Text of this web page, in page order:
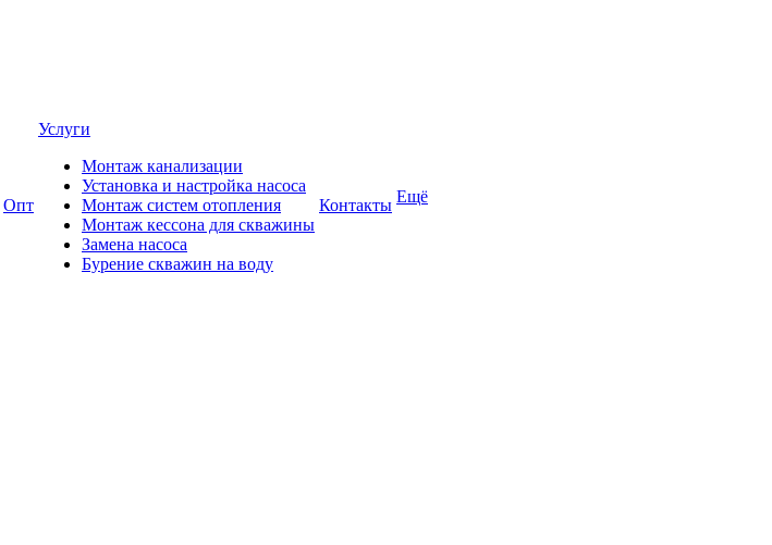
Опт
Услуги
Монтаж канализации
Установка и настройка насоса
Монтаж систем отопления
Монтаж кессона для скважины
Замена насоса
Бурение скважин на воду
Контакты Ещё